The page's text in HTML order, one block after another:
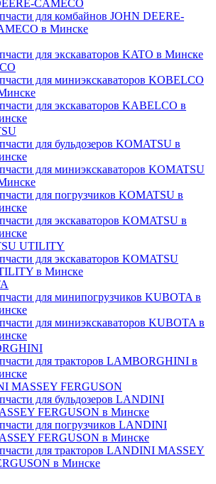
CAMECO
для комбайнов JOHN DEERE-
в Минске
для экскаваторов KATO в Минске
для миниэкскаваторов KOBELCO
для экскаваторов KABELCO в
для бульдозеров KOMATSU в
для миниэкскаваторов KOMATSU
для погрузчиков KOMATSU в
для экскаваторов KOMATSU в
UTILITY
для экскаваторов KOMATSU
в Минске
для минипогрузчиков KUBOTA в
для миниэкскаваторов KUBOTA в
для тракторов LAMBORGHINI в
MASSEY FERGUSON
для бульдозеров LANDINI
FERGUSON в Минске
для погрузчиков LANDINI
FERGUSON в Минске
для тракторов LANDINI MASSEY
в Минске